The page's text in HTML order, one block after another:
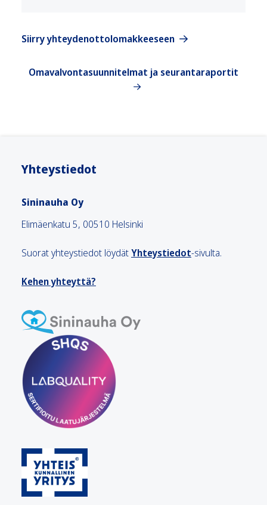
Siirry yhteydenottolomakkeeseen
Omavalvontasuunnitelmat ja seurantaraportit
Yhteystiedot
Sininauha Oy
Elimäenkatu 5, 00510 Helsinki
Suorat yhteystiedot löydätYhteystiedot-sivulta.
Kehen yhteyttä?